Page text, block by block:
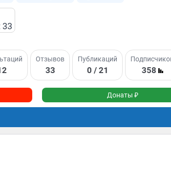
33
Отзывов
33
Публикаций
0 / 21 358
Донаты ₽